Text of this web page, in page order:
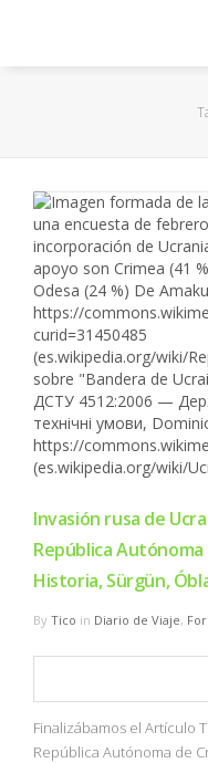
EuroLeague
FEB
FIBA
OTROS
FORMACIÓN
MULTIMEDIA
RIO 2016
Invasión rusa de
República Autónoma
Historia, Sürgün,
By Tico in Diario de Viaje,
Finalizábamos el Artículo
República Autónoma de